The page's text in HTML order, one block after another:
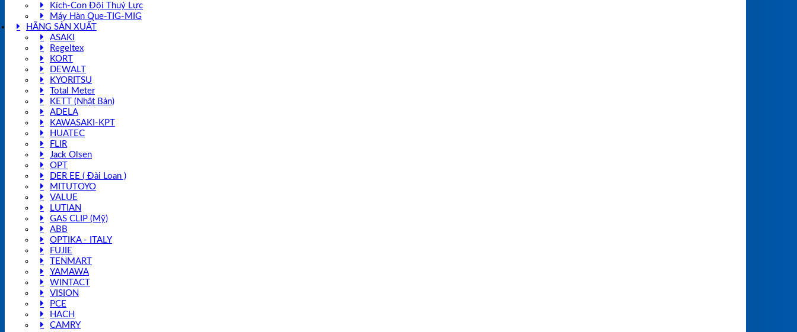
Kích-Con Đội Thuỷ Lực
Máy Hàn Que-TIG-MIG
HÃNG SẢN XUẤT
ASAKI
Regeltex
KORT
DEWALT
KYORITSU
Total Meter
KETT (Nhật Bản)
ADELA
KAWASAKI-KPT
HUATEC
FLIR
Jack Olsen
OPT
DER EE ( Đài Loan )
MITUTOYO
VALUE
LUTIAN
GAS CLIP (Mỹ)
ABB
OPTIKA - ITALY
FUJIE
TENMART
YAMAWA
WINTACT
VISION
PCE
HACH
CAMRY